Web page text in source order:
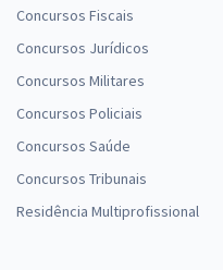
Concursos Fiscais
Concursos Jurídicos
Concursos Militares
Concursos Policiais
Concursos Saúde
Concursos Tribunais
Residência Multiprofissional